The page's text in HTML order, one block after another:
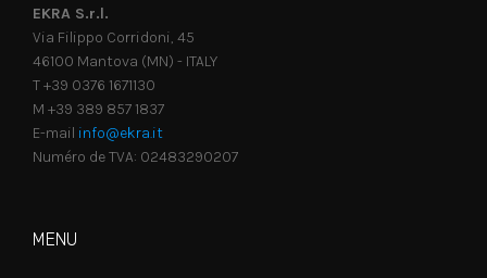
EKRA S.r.l.
Via Filippo Corridoni, 45
46100 Mantova (MN) - ITALY
T +39 0376 1671130
M +39 389 857 1837
E-mail info@ekra.it
Numéro de TVA: 02483290207
MENU